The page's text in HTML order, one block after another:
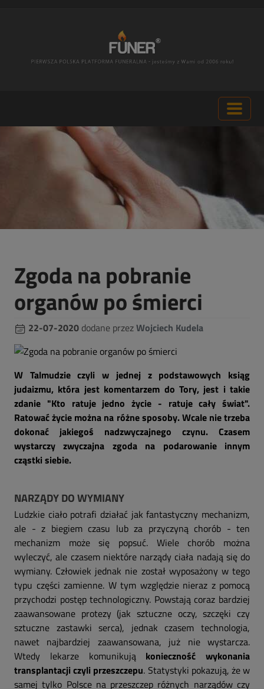
Zgoda na pobranie
organów po śmierci
22-07-2020 dodane przezWojciech Kudela
W Talmudzie czyli w jednej z podstawowych ksiąg
judaizmu, która jest komentarzem do Tory, jest i takie
zdanie "Kto ratuje jedno życie - ratuje cały świat".
Ratować życie można na różne sposoby. Wcale nie trzeba
dokonać jakiegoś nadzwyczajnego czynu. Czasem
wystarczy zwyczajna zgoda na podarowanie innym
cząstki siebie.
NARZĄDY DO WYMIANY
Ludzkie ciało potrafi działać jak fantastyczny mechanizm,
ale - z biegiem czasu lub za przyczyną chorób - ten
mechanizm może się popsuć. Wiele chorób można
wyleczyć, ale czasem niektóre narządy ciała nadają się do
wymiany. Człowiek jednak nie został wyposażony w tego
typu części zamienne. W tym względzie nieraz z pomocą
przychodzi postęp technologiczny. Powstają coraz bardziej
zaawansowane protezy (jak sztuczne oczy, szczęki czy
sztuczne zastawki serca), jednak czasem technologia,
nawet najbardziej zaawansowana, już nie wystarcza.
Wtedy lekarze komunikują konieczność wykonania
transplantacji czyli przeszczepu. Statystyki pokazują, że w
samej tylko Polsce na przeszczep różnych narządów czy